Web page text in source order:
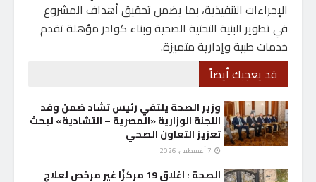
الإجراءات التنفيذية، بما يضمن تحقيق أهداف المشروع
في تطوير البنية التحتية الصحية وبناء كوادر مؤهلة تقدم
خدمات طبية وإدارية متميزة.
قد يعجبك أيضاً
وزير الصحة يلتقي رئيس تشاد ضمن وفد
اللجنة الوزارية «المصرية – التشادية» لبحث
تعزيز التعاون الصحي
الصحة : اغلاق 19 مركزًا غير مرخص لعلاج